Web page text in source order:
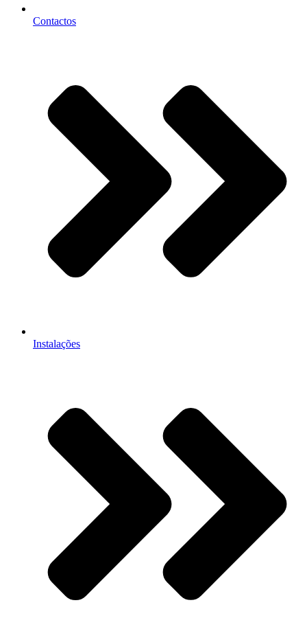
Contactos
Instalações